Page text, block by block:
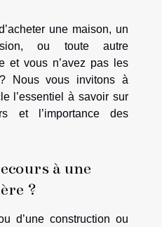
une maison, un
ou toute autre
et vous n’avez pas les
Nous vous invitons à
l’essentiel à savoir sur
et l’importance des
à une
?
d’une construction ou